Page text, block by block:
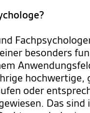
besonders
hochwertige,
oder
Das sind